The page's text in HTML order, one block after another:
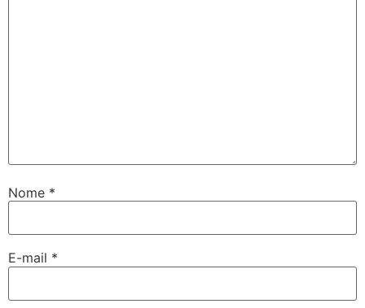
Nome *
E-mail *